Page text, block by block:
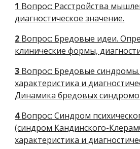
1 Вопрос: Расстройства
диагностическое значение.
2 Вопрос: Бредовые идеи.
клинические формы,
3 Вопрос: Бредовые синдромы.
характеристика и
Динамика бредовых
4 Вопрос: Синдром
(синдром Кандинского-
характеристика и